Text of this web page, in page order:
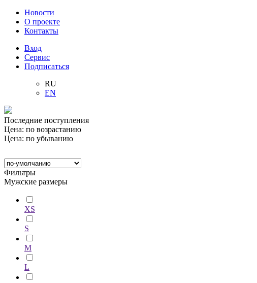
Новости
О проекте
Контакты
Вход
Сервис
Подписаться
RU
EN
Последние поступления
Цена: по возрастанию
Цена: по убыванию
Фильтры
Мужские размеры
XS
S
M
L